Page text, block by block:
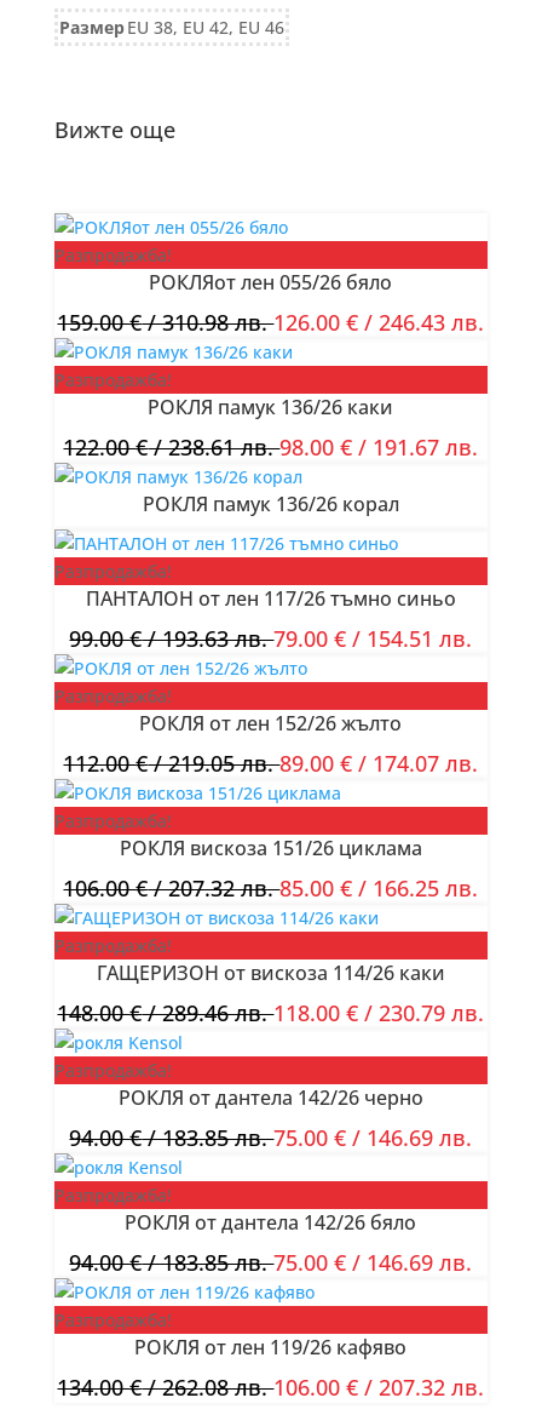
РазмерEU 38, EU 42, EU 46
Вижте още
Разпродажба!
РОКЛЯот лен 055/26 бяло
159.00€/ 310.98 лв.126.00€ / 246.43 лв.
Разпродажба!
РОКЛЯ памук 136/26 каки
122.00€/ 238.61 лв.98.00€ / 191.67 лв.
РОКЛЯ памук 136/26 корал
Разпродажба!
ПАНТАЛОН от лен 117/26 тъмно синьо
99.00€/ 193.63 лв.79.00€ / 154.51 лв.
Разпродажба!
РОКЛЯ от лен 152/26 жълто
112.00€/ 219.05 лв.89.00€ / 174.07 лв.
Разпродажба!
РОКЛЯ вискоза 151/26 циклама
106.00€/ 207.32 лв.85.00€ / 166.25 лв.
Разпродажба!
ГАЩЕРИЗОН от вискоза 114/26 каки
148.00€/ 289.46 лв.118.00€ / 230.79 лв.
Разпродажба!
РОКЛЯ от дантела 142/26 черно
94.00€/ 183.85 лв.75.00€ / 146.69 лв.
Разпродажба!
РОКЛЯ от дантела 142/26 бяло
94.00€/ 183.85 лв.75.00€ / 146.69 лв.
Разпродажба!
РОКЛЯ от лен 119/26 кафяво
134.00€/ 262.08 лв.106.00€ / 207.32 лв.